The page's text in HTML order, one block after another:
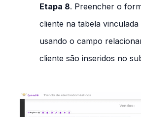
Etapa 8. Preencher o
cliente na tabela
usando o campo
cliente são inseridos no